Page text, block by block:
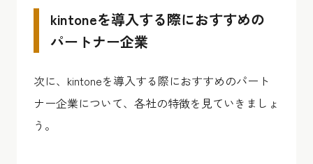
kintoneを導入する際におすすめの
パートナー企業
次に、kintoneを導入する際におすすめのパート
ナー企業について、各社の特徴を見ていきましょ
う。